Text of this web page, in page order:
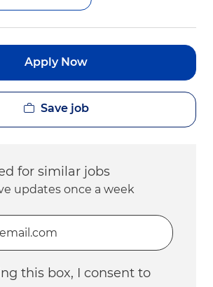
Apply Now
Save job
for similar jobs
updates once a week
address (Required)
this box, I consent to